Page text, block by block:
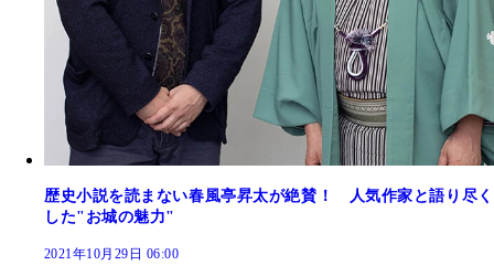
歴史小説を読まない春風亭昇太が絶賛！ 人気作家と語り尽く
した"お城の魅力"
2021年10月29日 06:00